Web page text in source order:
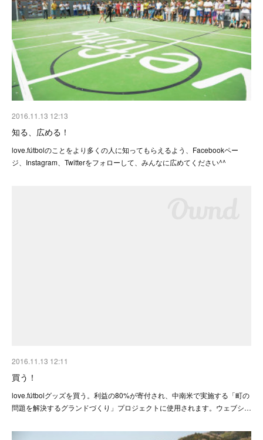
2016.11.13 12:13
知る、広める！
love.fútbolのことをより多くの人に知ってもらえるよう、Facebookペー
ジ、Instagram、Twitterをフォローして、みんなに広めてください^^
2016.11.13 12:11
買う！
love.fútbolグッズを買う。利益の80%が寄付され、中南米で実施する「町の
問題を解決するグランドづくり」プロジェクトに使用されます。ウェブシ…